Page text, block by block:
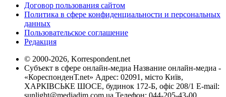
Договор пользования сайтом
Политика в сфере конфиденциальности и персональных
данных
Пользовательское соглашение
Редакция
© 2000-2026, Korrespondent.net
Субъект в сфере онлайн-медиа Название онлайн-медиа -
«КореспонденТ.net» Адрес: 02091, місто Київ,
ХАРКІВСЬКЕ ШОСЕ, будинок 172-Б, офіс 208/1 E-mail:
sunlight@mediadim.com.ua Телефон: 044-205-43-00